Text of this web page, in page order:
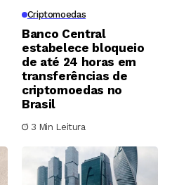
Criptomoedas
Banco Central
estabelece bloqueio
de até 24 horas em
transferências de
criptomoedas no
Brasil
3 Min Leitura